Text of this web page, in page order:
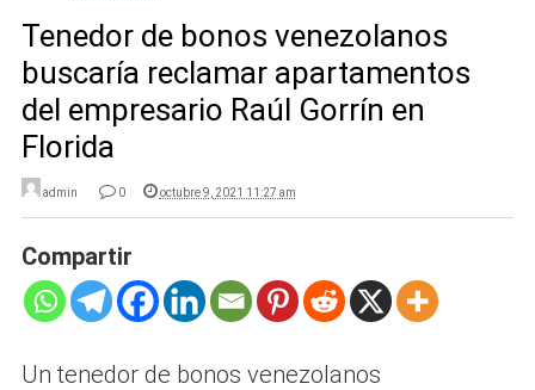
Tenedor de bonos venezolanos
buscaría reclamar apartamentos
del empresario Raúl Gorrín en
Florida
admin 0 octubre 9, 2021 11:27 am
Compartir
Un tenedor de bonos venezolanos